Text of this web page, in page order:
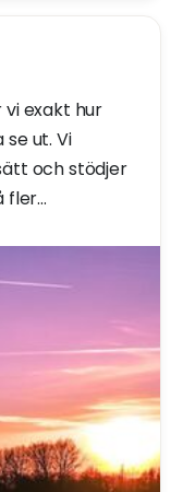
exakt hur
ut. Vi
och stödjer
fler